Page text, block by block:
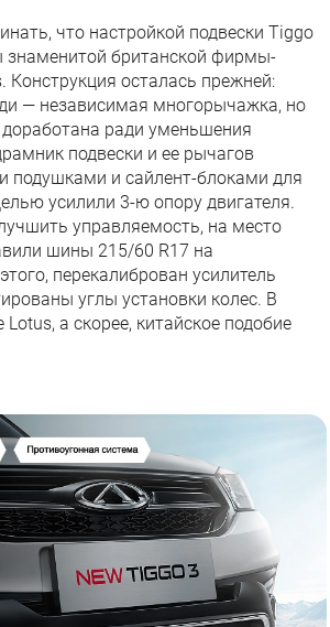
что настройкой подвески Tiggo
знаменитой британской фирмы-
Конструкция осталась прежней:
— независимая многорычажка, но
ради уменьшения
подвески и ее рычагов
подушками и сайлент-блоками для
усилили 3-ю опору двигателя.
управляемость, на место
шины 215/60 R17 на
перекалиброван усилитель
углы установки колес. В
а скорее, китайское подобие